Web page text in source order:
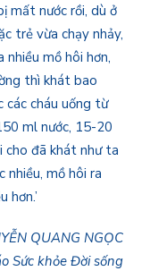
mất nước rồi, dù ở
trẻ vừa chạy nhảy,
mồ hôi hơn,
thì khát bao
các cháu uống từ
ml nước, 15-20
cho đã khát như ta
nhiều, mồ hôi ra
hơn.’
QUANG NGỌC
Sức khỏe Đời sống